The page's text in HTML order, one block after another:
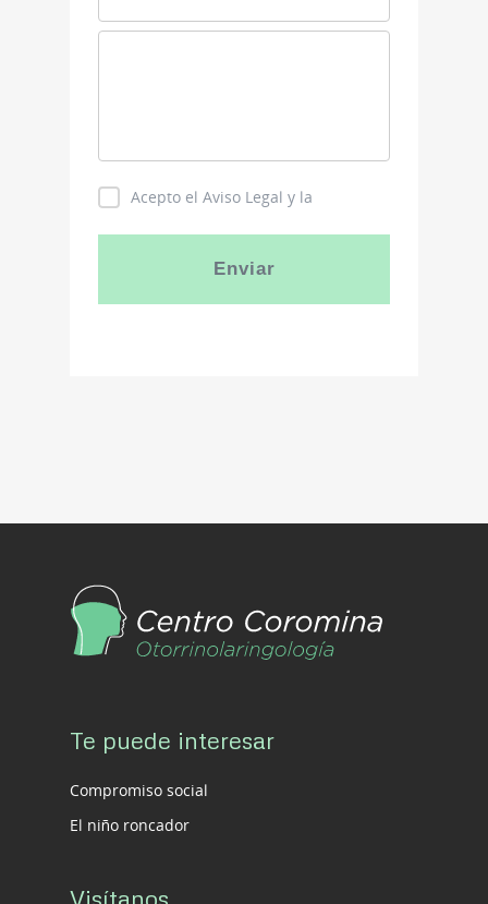
Acepto el Aviso Legal y la
Te puede interesar
Compromiso social
El niño roncador
Visítanos